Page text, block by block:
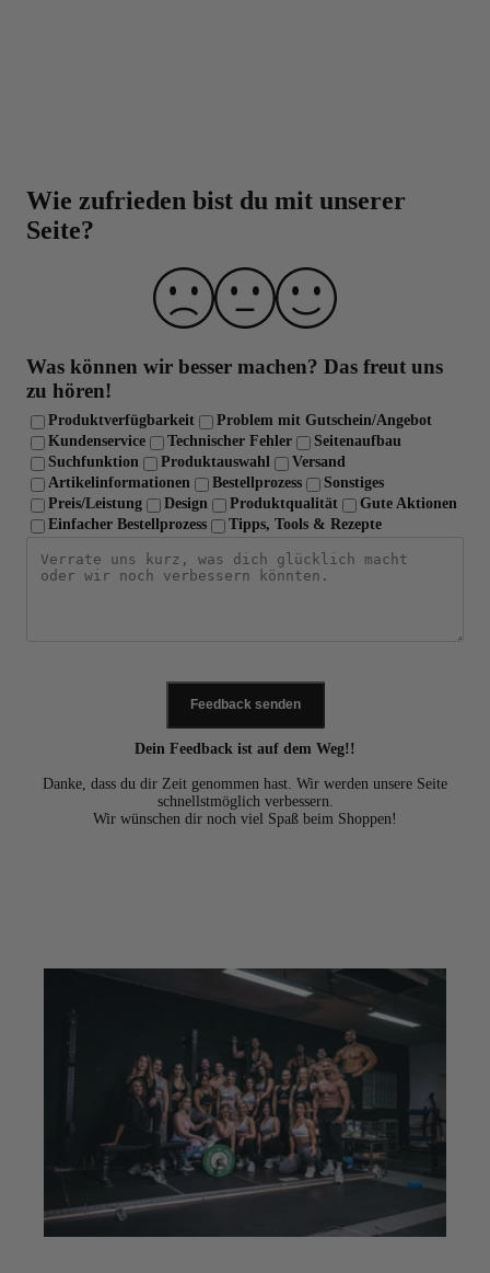
Wie zufrieden bist du mit unserer
Seite?
Was können wir besser machen? Das freut uns
zu hören!
Produktverfügbarkeit
Problem mit Gutschein/Angebot
Kundenservice
Technischer Fehler
Seitenaufbau
Suchfunktion
Produktauswahl
Versand
Artikelinformationen
Bestellprozess
Sonstiges
Preis/Leistung
Design Produktqualität
Gute Aktionen
Einfacher Bestellprozess
Tipps, Tools & Rezepte
Feedback senden
Dein Feedback ist auf dem Weg!!
Danke, dass du dir Zeit genommen hast. Wir werden unsere Seite
schnellstmöglich verbessern.
Wir wünschen dir noch viel Spaß beim Shoppen!